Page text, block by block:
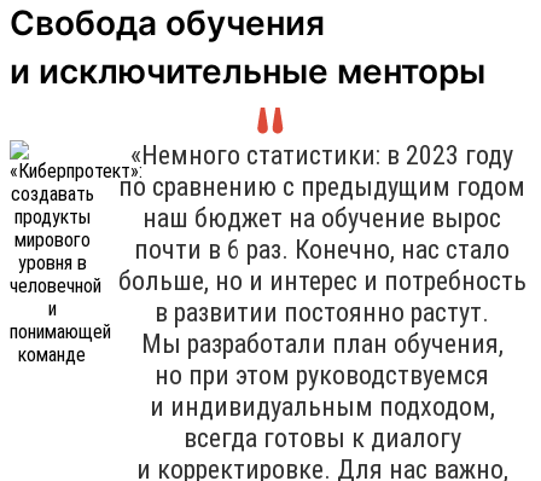
Свобода обучения
и исключительные менторы
«Немного статистики: в 2023 году
по сравнению с предыдущим годом
наш бюджет на обучение вырос
почти в 6 раз. Конечно, нас стало
больше, но и интерес и потребность
в развитии постоянно растут.
Мы разработали план обучения,
но при этом руководствуемся
и индивидуальным подходом,
всегда готовы к диалогу
и корректировке. Для нас важно,